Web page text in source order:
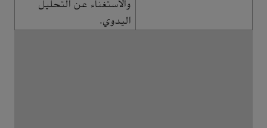
والاستغناء عن التحليل
اليدوي.